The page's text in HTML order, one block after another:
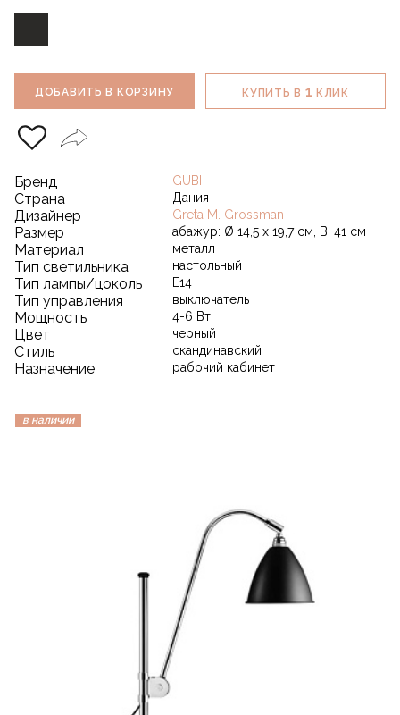
ДОБАВИТЬ В КОРЗИНУ КУПИТЬ В 1 КЛИК
Бренд GUBI
Страна Дания
Дизайнер Greta M. Grossman
Размер абажур: Ø 14,5 x 19,7 см, B: 41 см
Материал металл
Тип светильника настольный
Тип лампы/цоколь E14
Тип управления выключатель
Мощность 4-6 Вт
Цвет черный
Стиль скандинавский
Назначение рабочий кабинет
в наличии